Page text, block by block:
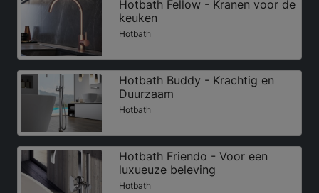
Hotbath Fellow - Kranen voor de
keuken
Hotbath
Hotbath Buddy - Krachtig en
Duurzaam
Hotbath
Hotbath Friendo - Voor een
luxueuze beleving
Hotbath